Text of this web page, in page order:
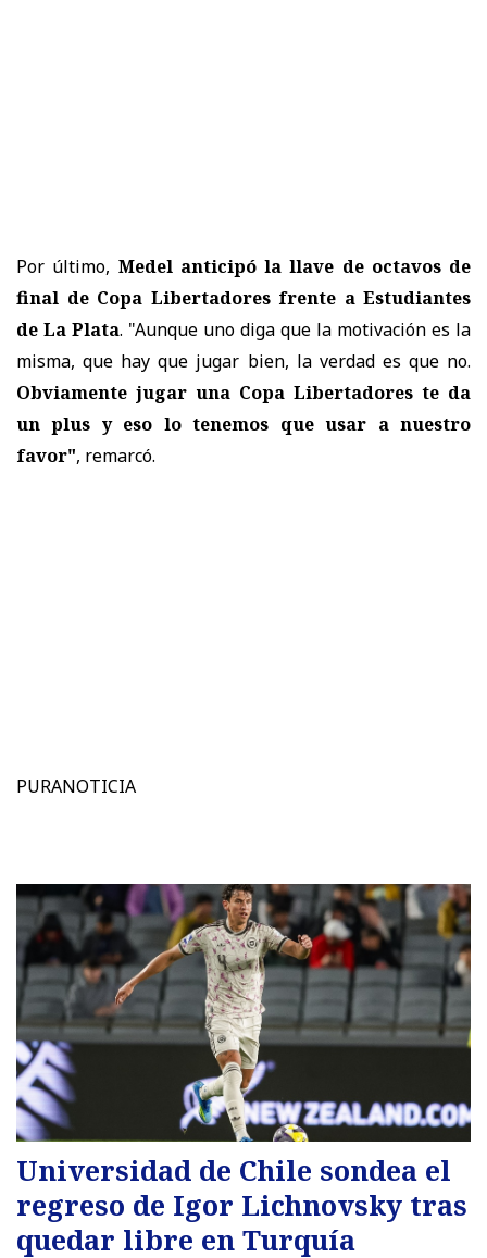
Por último, Medel anticipó la llave de octavos de
final de Copa Libertadores frente a Estudiantes
de La Plata. "Aunque uno diga que la motivación es la
misma, que hay que jugar bien, la verdad es que no.
Obviamente jugar una Copa Libertadores te da
un plus y eso lo tenemos que usar a nuestro
favor", remarcó.
PURANOTICIA
Universidad de Chile sondea el
regreso de Igor Lichnovsky tras
quedar libre en Turquía